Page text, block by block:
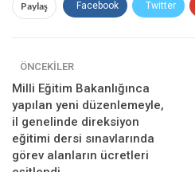
konuşmada, “Borda,
Bakan Albayrak,
off-shore (deniz) projesini
bu yıl düşünüyoruz” diye
BENZER HABER
Paylaş Facebook Twitter
ÖNCEKILER
Milli Eğitim Bakanlığınca
yapılan yeni düzenlemeyle,
il genelinde direksiyon
eğitimi dersi sınavlarında
görev alanların ücretleri